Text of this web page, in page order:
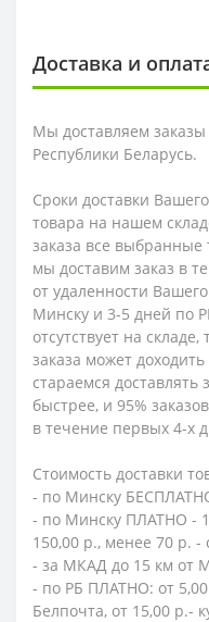
Доставка и
Мы доставляем
Республики Беларусь.
Сроки доставки
товара на нашем
заказа все
мы доставим заказ в
от удаленности
Минску и 3-5 дней по
отсутствует на
заказа может
стараемся
быстрее, и 95%
в течение первых 4-х
Стоимость доставки
- по Минску
- по Минску ПЛАТНО -
150,00 р., менее 70 р. -
- за МКАД до 15 км от
- по РБ ПЛАТНО: от
Белпочта, от 15,00 р.-